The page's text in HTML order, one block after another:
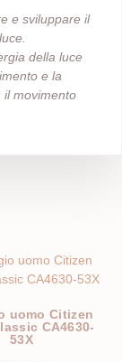
e sviluppare il
della luce
e la
il movimento
uomo Citizen
CA4630-
53X